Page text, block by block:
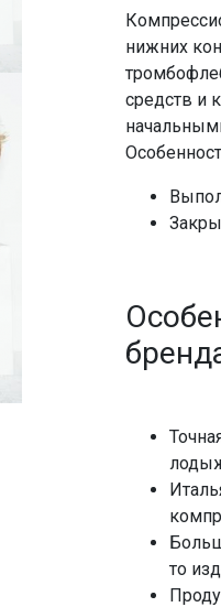
нижних
средств и
то